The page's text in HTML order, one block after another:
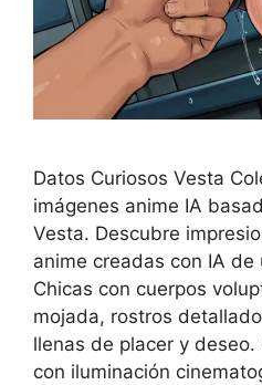
Datos Curiosos Vesta
imágenes anime IA
Vesta. Descubre
anime creadas con IA de
Chicas con cuerpos
mojada, rostros
llenas de placer y
con iluminación